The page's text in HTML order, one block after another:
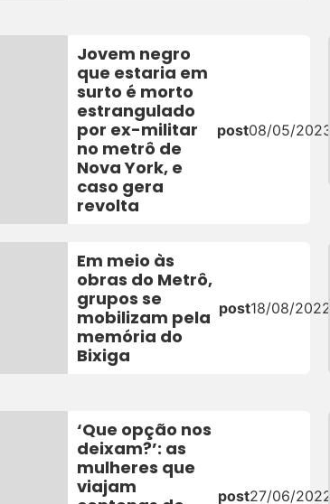
Jovem negro
que estaria em
surto é morto
estrangulado
por ex-militar
no metrô de
Nova York, e
caso gera
revolta
post08/05/2023
Em meio às
obras do Metrô,
grupos se
mobilizam pela
memória do
Bixiga
post18/08/2022
‘Que opção nos
deixam?’: as
mulheres que
viajam
post27/06/2022